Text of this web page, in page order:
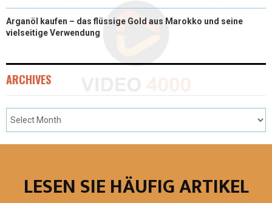
Arganöl kaufen – das flüssige Gold aus Marokko und seine
vielseitige Verwendung
ARCHIVES
LESEN SIE HÄUFIG ARTIKEL